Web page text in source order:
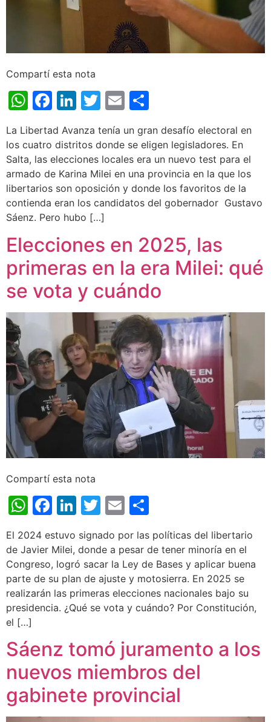
Compartí esta nota
WhatsApp
Facebook
LinkedIn
Twitter
Email
La Libertad Avanza tenía un gran desafío electoral en
los cuatro distritos donde se eligen legisladores. En
Salta, las elecciones locales era un nuevo test para el
armado de Karina Milei en una provincia en la que los
libertarios son oposición y donde los favoritos de la
contienda eran los candidatos del gobernador Gustavo
Sáenz. Pero hubo […]
Elecciones en 2025, las
primeras en la era Milei: qué
se vota y cuándo
Compartí esta nota
WhatsApp
Facebook
LinkedIn
Twitter
Email
El 2024 estuvo signado por las políticas del libertario
de Javier Milei, donde a pesar de tener minoría en el
Congreso, logró sacar la Ley de Bases y aplicar buena
parte de su plan de ajuste y motosierra. En 2025 se
realizarán las primeras elecciones nacionales bajo su
presidencia. ¿Qué se vota y cuándo? Por Constitución,
el […]
Sáenz tomó juramento a los
nuevos miembros del
gabinete provincial